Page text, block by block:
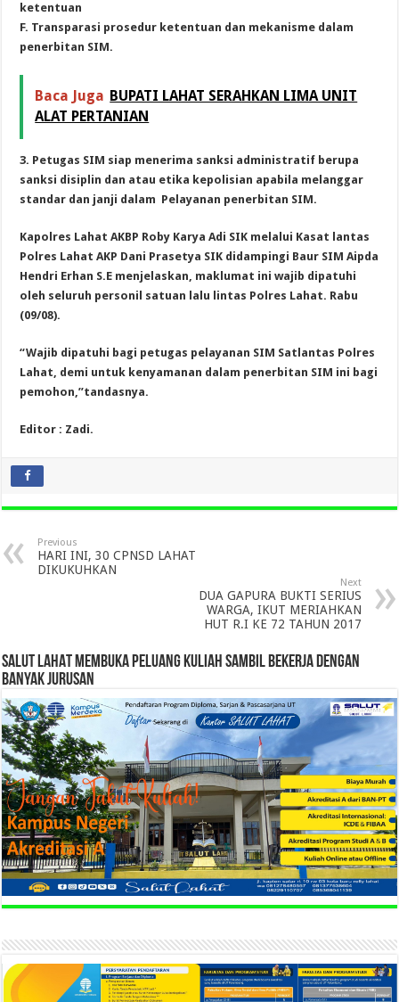
ketentuan
F. Transparasi prosedur ketentuan dan mekanisme dalam
penerbitan SIM.
Baca Juga BUPATI LAHAT SERAHKAN LIMA UNIT
ALAT PERTANIAN
3. Petugas SIM siap menerima sanksi administratif berupa
sanksi disiplin dan atau etika kepolisian apabila melanggar
standar dan janji dalam Pelayanan penerbitan SIM.
Kapolres Lahat AKBP Roby Karya Adi SIK melalui Kasat lantas
Polres Lahat AKP Dani Prasetya SIK didampingi Baur SIM Aipda
Hendri Erhan S.E menjelaskan, maklumat ini wajib dipatuhi
oleh seluruh personil satuan lalu lintas Polres Lahat. Rabu
(09/08).
“Wajib dipatuhi bagi petugas pelayanan SIM Satlantas Polres
Lahat, demi untuk kenyamanan dalam penerbitan SIM ini bagi
pemohon,”tandasnya.
Editor : Zadi.
Previous
HARI INI, 30 CPNSD LAHAT
DIKUKUHKAN
Next
DUA GAPURA BUKTI SERIUS
WARGA, IKUT MERIAHKAN
HUT R.I KE 72 TAHUN 2017
SALUT LAHAT MEMBUKA PELUANG KULIAH SAMBIL BEKERJA DENGAN
BANYAK JURUSAN